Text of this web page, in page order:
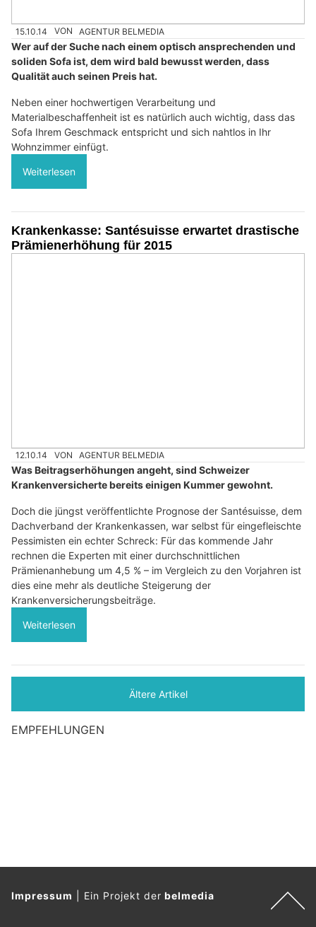
15.10.14 VON AGENTUR BELMEDIA
Wer auf der Suche nach einem optisch ansprechenden und
soliden Sofa ist, dem wird bald bewusst werden, dass
Qualität auch seinen Preis hat.
Neben einer hochwertigen Verarbeitung und
Materialbeschaffenheit ist es natürlich auch wichtig, dass das
Sofa Ihrem Geschmack entspricht und sich nahtlos in Ihr
Wohnzimmer einfügt.
Weiterlesen
Krankenkasse: Santésuisse erwartet drastische
Prämienerhöhung für 2015
12.10.14 VON AGENTUR BELMEDIA
Was Beitragserhöhungen angeht, sind Schweizer
Krankenversicherte bereits einigen Kummer gewohnt.
Doch die jüngst veröffentlichte Prognose der Santésuisse, dem
Dachverband der Krankenkassen, war selbst für eingefleischte
Pessimisten ein echter Schreck: Für das kommende Jahr
rechnen die Experten mit einer durchschnittlichen
Prämienanhebung um 4,5 % – im Vergleich zu den Vorjahren ist
dies eine mehr als deutliche Steigerung der
Krankenversicherungsbeiträge.
Weiterlesen
Ältere Artikel
EMPFEHLUNGEN
Impressum Ein Projekt derbelmedia